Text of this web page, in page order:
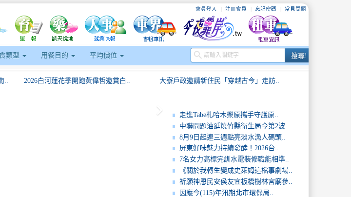
會員登入 註冊會員 忘記密碼 常見問題
類型 用餐目的 平均價位
搜
尋
search 搜尋!
.. 2026白河蓮花季開跑黃偉哲邀賞白.. 大寮戶政邀請新住民「穿越古今」走訪..
期待再相會！美國在台協會高雄分處長..
大口吸麵透心涼！豆府餐飲集團旗下三..
因應今(115)年汛期北市環保局全..
keyboard_arrow_right
走進Tabe札哈木樂原攜手守護原..
中聯問題油延燒竹縣衛生局今第2波..
8月9日起連三週點亮淡水漁人碼頭..
屏東好味魅力持續發酵！2026台..
7名女力高標完訓水電裝修職能相準..
《關於我轉生變成史萊姆這檔事劇場..
祈願神恩民安侯友宜板橋樹林宮廟參..
因應今(115)年汛期北市環保局..